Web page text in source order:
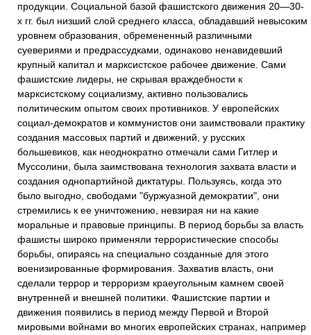
продукции. Социальной базой фашистского движения 20—30-
х гг. был низший слой среднего класса, обладавший невысоким
уровнем образования, обремененный различными
суевериями и предрассудками, одинаково ненавидевший
крупный капитал и марксистское рабочее движение. Сами
фашистские лидеры, не скрывая враждебности к
марксистскому социализму, активно пользовались
политическим опытом своих противников. У европейских
социал-демократов и коммунистов они заимствовали практику
создания массовых партий и движений, у русских
большевиков, как неоднократно отмечали сами Гитлер и
Муссолини, была заимствована технология захвата власти и
создания однопартийной диктатуры. Пользуясь, когда это
было выгодно, свободами "буржуазной демократии", они
стремились к ее уничтожению, невзирая ни на какие
моральные и правовые принципы. В период борьбы за власть
фашисты широко применяли террористические способы
борьбы, опираясь на специально созданные для этого
военизированные формирования. Захватив власть, они
сделали террор и терроризм краеугольным камнем своей
внутренней и внешней политики. Фашистские партии и
движения появились в период между Первой и Второй
мировыми войнами во многих европейских странах, например